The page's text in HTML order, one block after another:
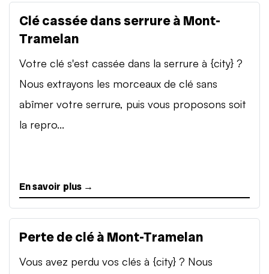
Clé cassée dans serrure à Mont-
Tramelan
Votre clé s'est cassée dans la serrure à {city} ?
Nous extrayons les morceaux de clé sans
abîmer votre serrure, puis vous proposons soit
la repro...
En savoir plus →
Perte de clé à Mont-Tramelan
Vous avez perdu vos clés à {city} ? Nous